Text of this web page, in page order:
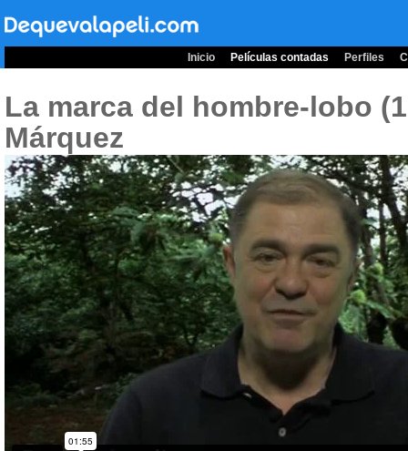
Inicio Películas contadas Perfiles
La marca del hombre-lobo
Márquez